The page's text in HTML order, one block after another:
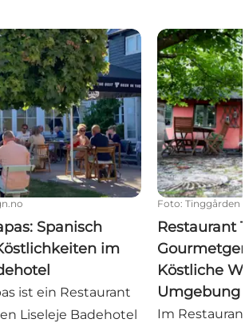
Spanisch inspirierte
Spanisch
im
ist ein Restaurant
Liseleje Badehotel
Restaurant
Foto: Tinggården
Restaurant
Köstliche
Umgebung
Im